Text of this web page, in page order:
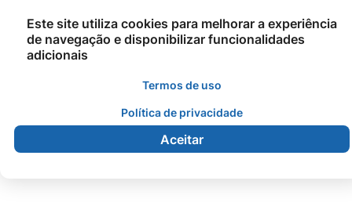
Este site utiliza cookies para melhorar a experiência
de navegação e disponibilizar funcionalidades
adicionais
Termos de uso
Política de privacidade
Aceitar